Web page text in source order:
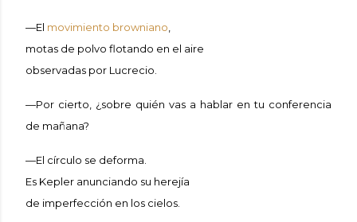
—El movimiento browniano
motas de polvo flotando en el aire
observadas por Lucrecio.
—Por cierto, ¿sobre quién vas a hablar en tu conferencia
de mañana?
—El círculo se deforma.
Es Kepler anunciando su herejía
de imperfección en los cielos.